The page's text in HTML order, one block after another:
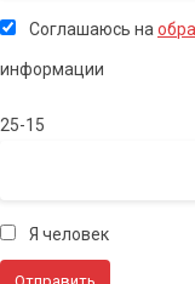
Соглашаюсь на
информации
25-15
Я человек